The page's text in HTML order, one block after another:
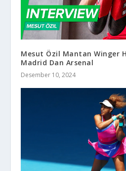
Mesut Özil Mantan Winger
Madrid Dan Arsenal
Desember 10, 2024